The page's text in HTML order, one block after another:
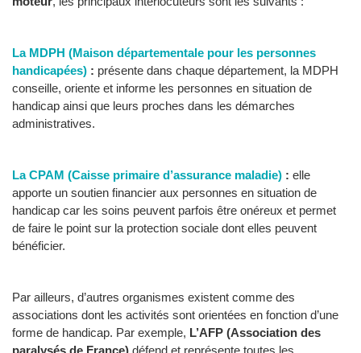
La MDPH (Maison départementale pour les personnes
handicapées) : présente dans chaque département, la MDPH
conseille, oriente et informe les personnes en situation de
handicap ainsi que leurs proches dans les démarches
administratives.
La CPAM (Caisse primaire d’assurance maladie) : elle
apporte un soutien financier aux personnes en situation de
handicap car les soins peuvent parfois être onéreux et permet
de faire le point sur la protection sociale dont elles peuvent
bénéficier.
Par ailleurs, d’autres organismes existent comme des
associations dont les activités sont orientées en fonction d’une
forme de handicap. Par exemple, L’AFP (Association des